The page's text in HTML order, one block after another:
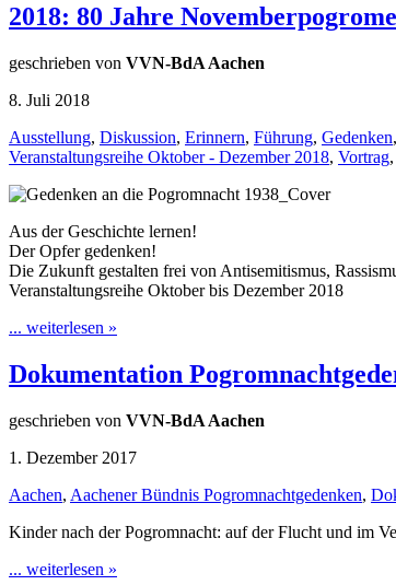
2018: 80 Jahre
geschrieben von VVN-BdA Aachen
8. Juli 2018
Ausstellung, Diskussion, Erinnern, Führung, Gedenken,
Veranstaltungsreihe Oktober - Dezember 2018, Vortrag,
Aus der Geschichte lernen!
Der Opfer gedenken!
Die Zukunft gestalten frei von Antisemitismus,
Veranstaltungsreihe Oktober bis Dezember 2018
... weiterlesen »
Dokumentation
geschrieben von VVN-BdA Aachen
1. Dezember 2017
Aachen, Aachener Bündnis Pogromnachtgedenken,
Kinder nach der Pogromnacht: auf der Flucht und im
... weiterlesen »